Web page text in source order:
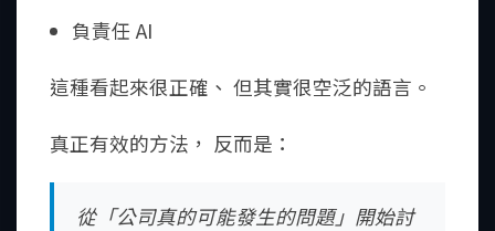
負責任 AI
這種看起來很正確、 但其實很空泛的語言。
真正有效的方法， 反而是：
從「公司真的可能發生的問題」開始討